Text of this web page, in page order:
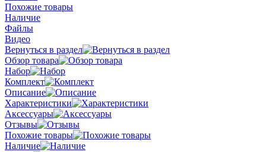
Похожие товары
Наличие
Файлы
Видео
Вернуться в раздел
Обзор товара
Набор
Комплект
Описание
Характеристики
Аксессуары
Отзывы
Похожие товары
Наличие